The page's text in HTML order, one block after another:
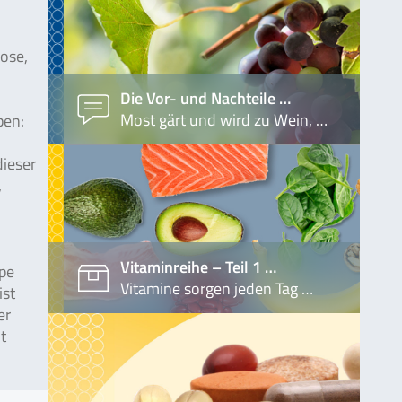
Die Vor- und Nachteile …
Most gärt und wird zu Wein, …
Vitaminreihe – Teil 1 …
Vitamine sorgen jeden Tag …